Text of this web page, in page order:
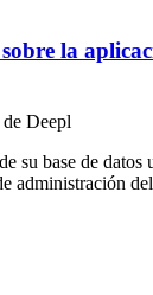
la
Deepl
su base de datos
administración